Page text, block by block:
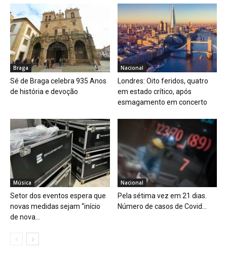
Braga
Sé de Braga celebra 935 Anos
de história e devoção
Nacional
Londres: Oito feridos, quatro
em estado crítico, após
esmagamento em concerto
Música
Setor dos eventos espera que
novas medidas sejam “início
de nova...
Nacional
Pela sétima vez em 21 dias.
Número de casos de Covid...